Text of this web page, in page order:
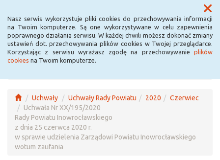
Nasz serwis wykorzystuje pliki cookies do przechowywania informacji
na Twoim komputerze. Są one wykorzystywane w celu zapewnienia
poprawnego działania serwisu. W każdej chwili możesz dokonać zmiany
ustawień dot. przechowywania plików cookies w Twojej przeglądarce.
Korzystając z serwisu wyrażasz zgodę na przechowywanie plików
cookies na Twoim komputerze.
Menu
Uchwały Uchwały Rady Powiatu 2020
Czerwiec
Uchwała Nr XX/195/2020
Rady Powiatu Inowrocławskiego
z dnia 25 czerwca 2020 r.
w sprawie udzielenia Zarządowi Powiatu Inowrocławskiego
wotum zaufania